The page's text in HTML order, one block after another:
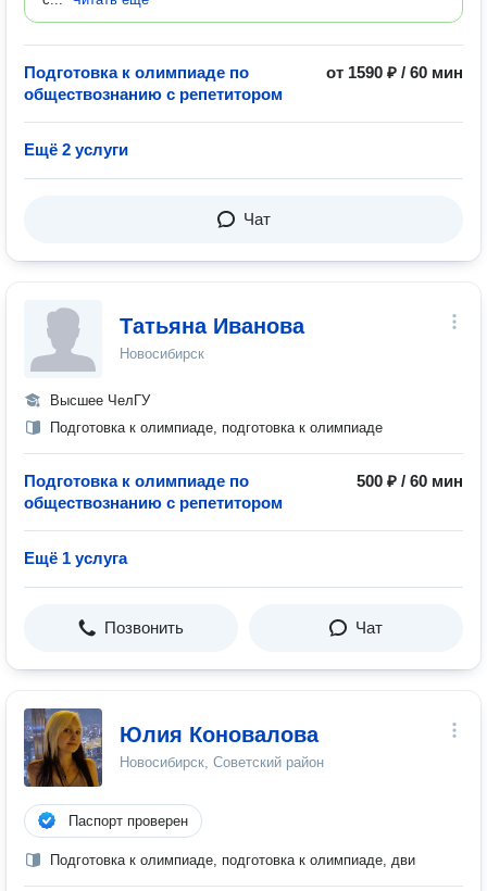
Подготовка к олимпиаде по
обществознанию с репетитором
от 1590 ₽ / 60 мин
Ещё 2 услуги
Чат
Татьяна Иванова
Новосибирск
Высшее ЧелГУ
Подготовка к олимпиаде, подготовка к олимпиаде
Подготовка к олимпиаде по
обществознанию с репетитором
500 ₽ / 60 мин
Ещё 1 услуга
Позвонить Чат
Юлия Коновалова
Новосибирск, Советский район
Паспорт проверен
Подготовка к олимпиаде, подготовка к олимпиаде, дви